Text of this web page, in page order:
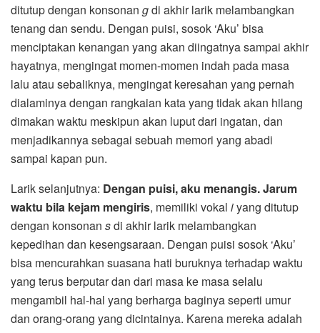
ditutup dengan konsonan gdi akhir larik melambangkan
tenang dan sendu. Dengan puisi, sosok ‘Aku’ bisa
menciptakan kenangan yang akan diingatnya sampai akhir
hayatnya, mengingat momen-momen indah pada masa
lalu atau sebaliknya, mengingat keresahan yang pernah
dialaminya dengan rangkaian kata yang tidak akan hilang
dimakan waktu meskipun akan luput dari ingatan, dan
menjadikannya sebagai sebuah memori yang abadi
sampai kapan pun.
Larik selanjutnya: Dengan puisi, aku menangis. Jarum
waktu bila kejam mengiris, memiliki vokal iyang ditutup
dengan konsonan sdi akhir larik melambangkan
kepedihan dan kesengsaraan. Dengan puisi sosok ‘Aku’
bisa mencurahkan suasana hati buruknya terhadap waktu
yang terus berputar dan dari masa ke masa selalu
mengambil hal-hal yang berharga baginya seperti umur
dan orang-orang yang dicintainya. Karena mereka adalah